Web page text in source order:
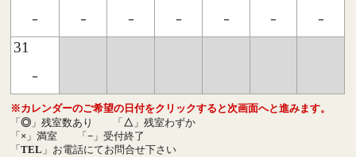
- - - - - - -
31
-
※カレンダーのご希望の日付をクリックすると次画面へと進みます。
「◎ 」残室数あり 「 △ 」残室わずか
「 × 」満室 「− 」受付終了
「TEL 」お電話にてお問合せ下さい